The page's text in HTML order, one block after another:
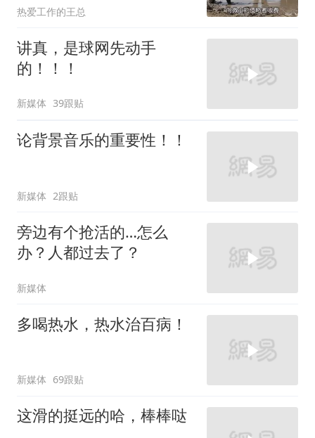
热爱工作的王总
讲真，是球网先动手
的！！！
新媒体 39跟贴
论背景音乐的重要性！！
新媒体 2跟贴
旁边有个抢活的…怎么
办？人都过去了？
新媒体
多喝热水，热水治百病！
新媒体 69跟贴
这滑的挺远的哈，棒棒哒